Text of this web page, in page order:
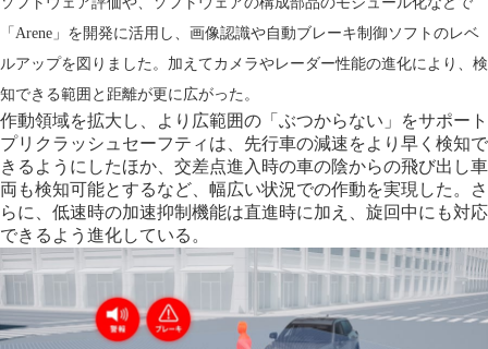
「Arene」を開発に活用し、画像認識や自動ブレーキ制御ソフトのレベ
ルアップを図りました。加えてカメラやレーダー性能の進化により、検
知できる範囲と距離が更に広がった。
作動領域を拡大し、より広範囲の「ぶつからない」をサポート
プリクラッシュセーフティは、先行車の減速をより早く検知で
きるようにしたほか、交差点進入時の車の陰からの飛び出し車
両も検知可能とするなど、幅広い状況での作動を実現した。さ
らに、低速時の加速抑制機能は直進時に加え、旋回中にも対応
できるよう進化している。